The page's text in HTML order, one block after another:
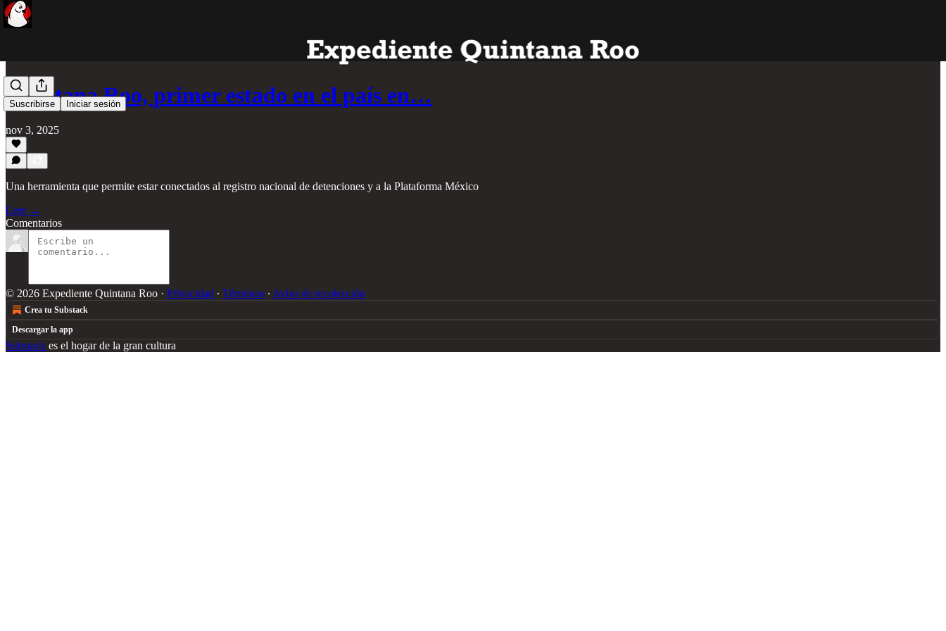
Suscribirse Iniciar sesión
Quintana Roo, primer estado en el país en…
nov 3, 2025
Una herramienta que permite estar conectados al registro nacional de detenciones y a la Plataforma México
Leer →
Comentarios
© 2026 Expediente Quintana Roo · Privacidad ∙ Términos ∙ Aviso de recolección
Crea tu Substack
Descargar la app
Substack es el hogar de la gran cultura